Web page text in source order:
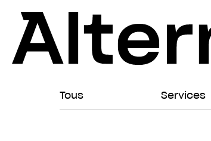
Tous Services